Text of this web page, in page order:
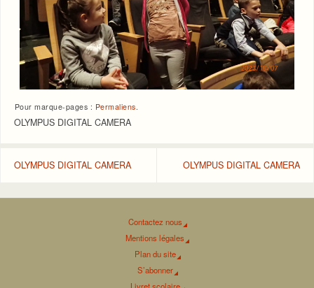
Pour marque-pages : Permaliens
OLYMPUS DIGITAL CAMERA
OLYMPUS DIGITAL CAMERA OLYMPUS DIGITAL CAMERA
Contactez nous
Mentions légales
Plan du site
S’abonner